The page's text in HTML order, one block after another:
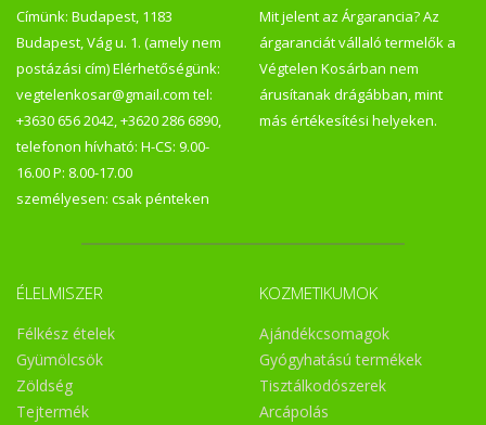
Címünk: Budapest, 1183
Budapest, Vág u. 1. (amely nem
postázási cím) Elérhetőségünk:
vegtelenkosar@gmail.com tel:
+3630 656 2042, +3620 286 6890,
telefonon hívható: H-CS: 9.00-
16.00 P: 8.00-17.00
személyesen: csak pénteken
Mit jelent az Árgarancia? Az
árgaranciát vállaló termelők a
Végtelen Kosárban nem
árusítanak drágábban, mint
más értékesítési helyeken.
ÉLELMISZER
Félkész ételek
Gyümölcsök
Zöldség
Tejtermék
KOZMETIKUMOK
Ajándékcsomagok
Gyógyhatású termékek
Tisztálkodószerek
Arcápolás